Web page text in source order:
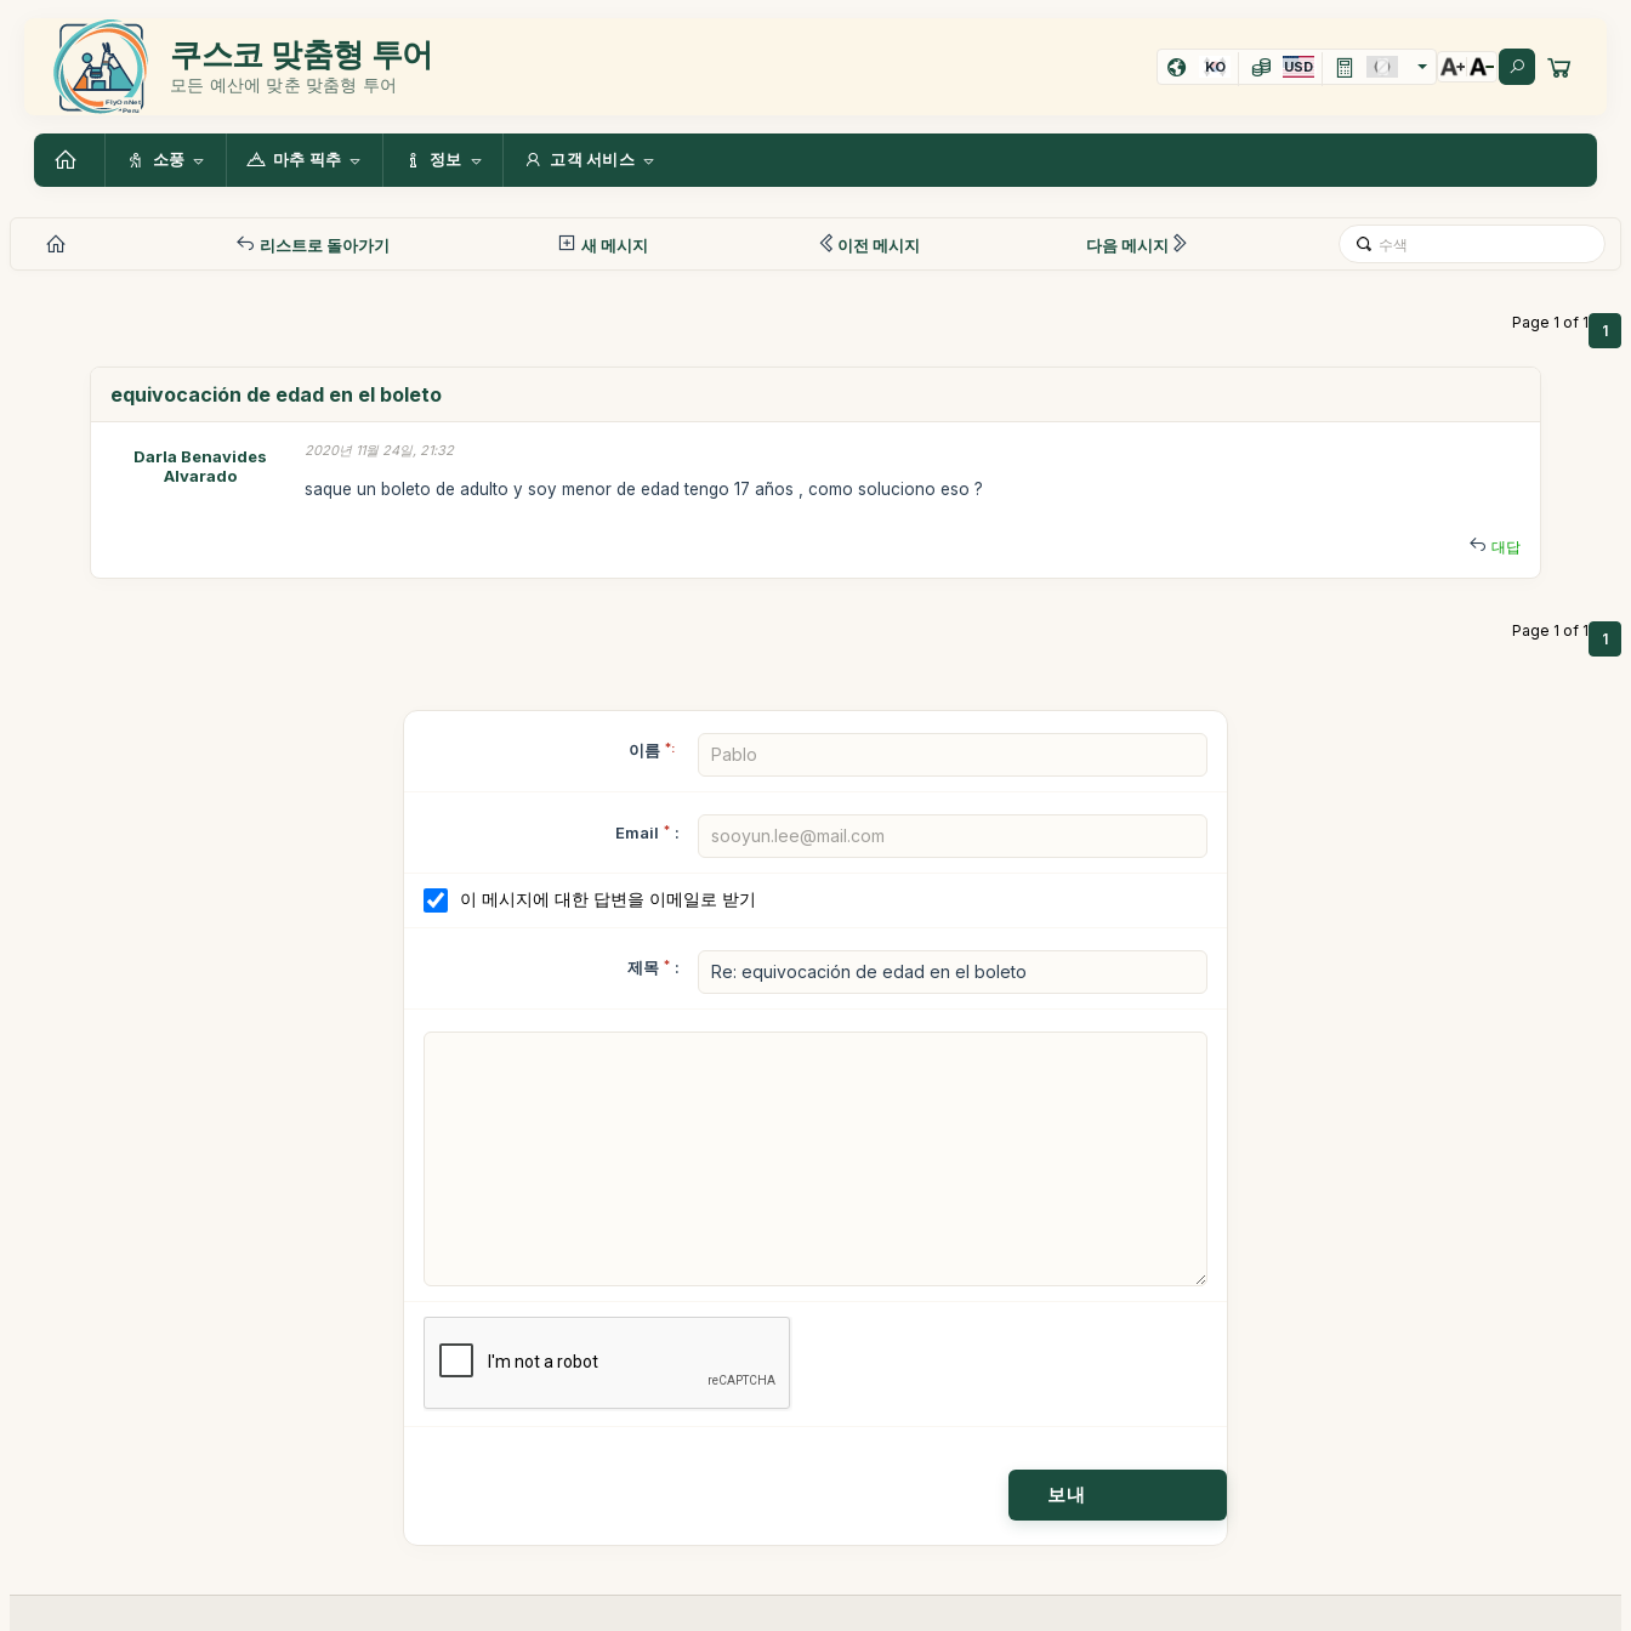
쿠스코 맞춤형 투어
모든 예산에 맞춘 맞춤형 투어
KO USD
소풍 마추 픽추 정보 고객 서비스
리스트로 돌아가기 새 메시지 이전 메시지 다음 메시지
Page 1 of 1 1
equivocación de edad en el boleto
Darla Benavides
Alvarado
2020년 11월 24일, 21:32
saque un boleto de adulto y soy menor de edad tengo 17 años , como soluciono eso ?
대답
Page 1 of 1 1
이름 *:
Email * :
이 메시지에 대한 답변을 이메일로 받기
제목 * :